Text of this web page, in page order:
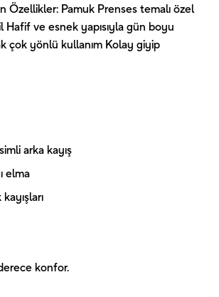
Özellikler: Pamuk Prenses temalı özel
ve esnek yapısıyla gün boyu
çok yönlü kullanım Kolay giyip
arka kayış
elma
konfor.